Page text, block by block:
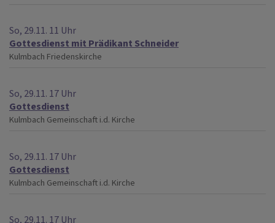
So, 29.11. 11 Uhr
Gottesdienst mit Prädikant Schneider
Kulmbach Friedenskirche
So, 29.11. 17 Uhr
Gottesdienst
Kulmbach Gemeinschaft i.d. Kirche
So, 29.11. 17 Uhr
Gottesdienst
Kulmbach Gemeinschaft i.d. Kirche
So, 29.11. 17 Uhr